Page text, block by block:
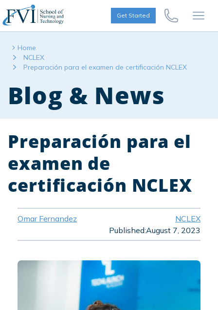
Skip to content
FVI School of Nursing
Get Started
Call Us Now
Home
NCLEX
Preparación para el examen de certificación NCLEX
Blog & News
Preparación para el
examen de
certificación NCLEX
Omar Fernandez
NCLEX
Published:August 7, 2023